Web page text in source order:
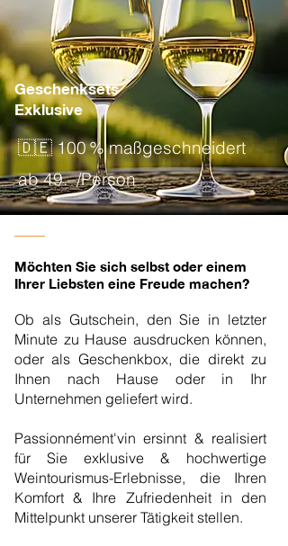
Geschenksets
Exklusive
🇩🇪 100 % maßgeschneidert
ab 49.–/Person
Ob als Gutschein, den Sie in letzter
Minute zu Hause ausdrucken können,
oder als Geschenkbox, die direkt zu
Ihnen nach Hause oder in Ihr
Unternehmen geliefert wird.
Passionnément'vin ersinnt & realisiert
für Sie exklusive & hochwertige
Weintourismus-Erlebnisse, die Ihren
Komfort & Ihre Zufriedenheit in den
Mittelpunkt unserer Tätigkeit stellen.
Möchten Sie sich selbst oder einem
Ihrer Liebsten eine Freude machen?